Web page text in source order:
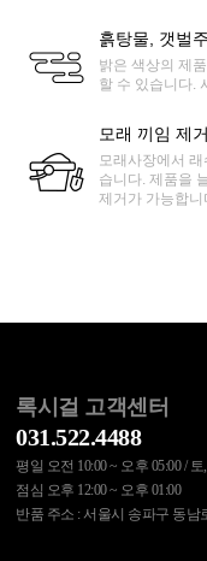
흙탕물, 갯벌
밝은 색상의 제
할 수 있습니다.
모래 끼임 제거
모래사장에서
습니다. 제품을
제거가 가능합니
록시걸 고객센터
031.522.4488
평일 오전 10:00 ~ 오후 05:00 /
점심 오후 12:00 ~ 오후 01:00
반품 주소 : 서울시 송파구 동남